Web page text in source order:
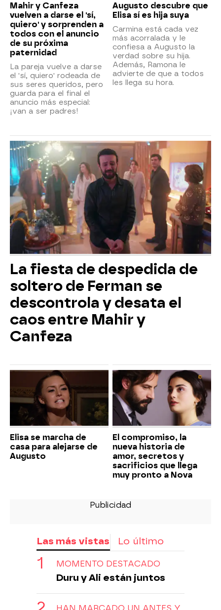
Mahir y Canfeza
vuelven a darse el 'sí,
quiero' y sorprenden a
todos con el anuncio
de su próxima
paternidad
La pareja vuelve a darse
el 'sí, quiero' rodeada de
sus seres queridos, pero
guarda para el final el
anuncio más especial:
¡van a ser padres!
Augusto descubre que
Elisa sí es hija suya
Carmina está cada vez
más acorralada y le
confiesa a Augusto la
verdad sobre su hija.
Además, Ramona le
advierte de que a todos
les llega su hora.
La fiesta de despedida de
soltero de Ferman se
descontrola y desata el
caos entre Mahir y
Canfeza
Elisa se marcha de
casa para alejarse de
Augusto
El compromiso, la
nueva historia de
amor, secretos y
sacrificios que llega
muy pronto a Nova
Las más vistas Lo último
MOMENTO DESTACADO
Duru y Ali están juntos